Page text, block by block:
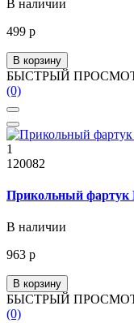
В наличии
499 р
В корзину
БЫСТРЫЙ
(0)
1
120082
Прикольный фартук
В наличии
963 р
В корзину
БЫСТРЫЙ
(0)